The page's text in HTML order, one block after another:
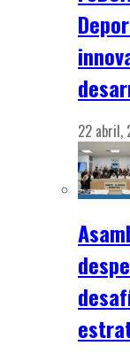
22 abril,